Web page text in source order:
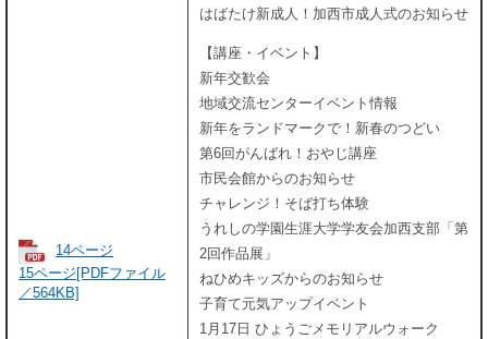
14ページ
15ページ[PDFファイル
／564KB]
はばたけ新成人！加西市成人式のお知らせ
【講座・イベント】
新年交歓会
地域交流センターイベント情報
新年をランドマークで！新春のつどい
第6回がんばれ！おやじ講座
市民会館からのお知らせ
チャレンジ！そば打ち体験
うれしの学園生涯大学学友会加西支部「第
2回作品展」
ねひめキッズからのお知らせ
子育て元気アップイベント
1月17日 ひょうごメモリアルウォーク